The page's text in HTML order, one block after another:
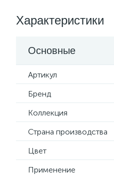
Характеристики
Основные
Артикул
Бренд
Коллекция
Страна производства
Цвет
Применение